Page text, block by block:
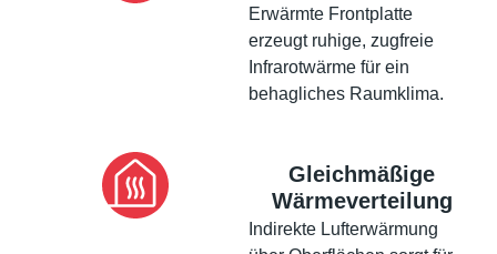
Erwärmte Frontplatte
erzeugt ruhige, zugfreie
Infrarotwärme für ein
behagliches Raumklima.
Gleichmäßige
Wärmeverteilung
Indirekte Lufterwärmung